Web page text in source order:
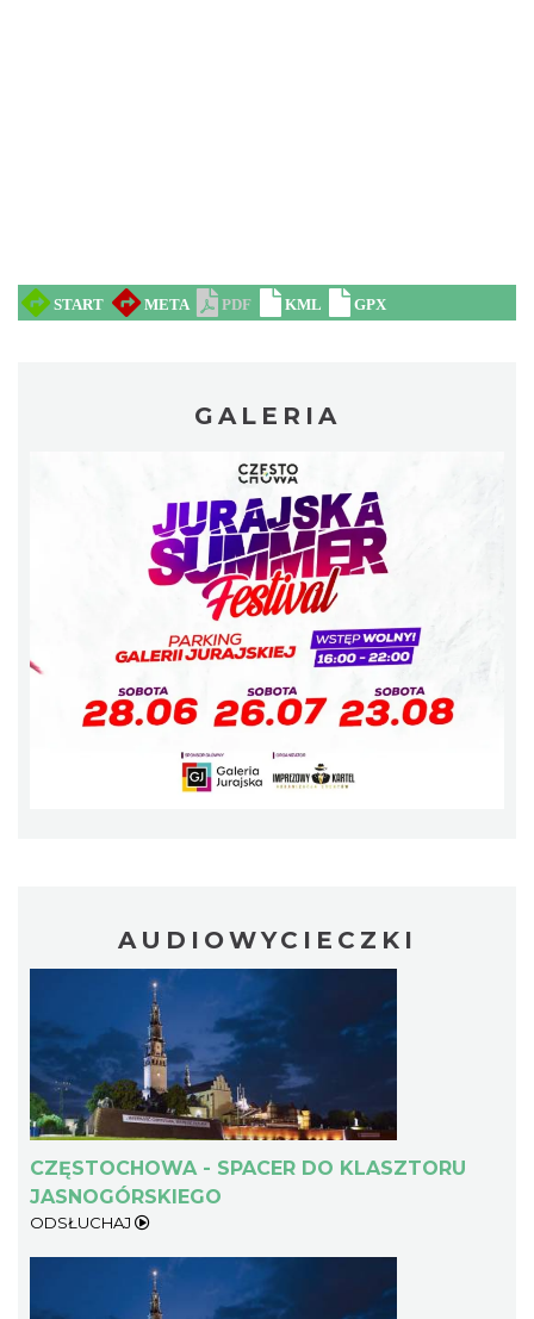
GALERIA
AUDIOWYCIECZKI
CZĘSTOCHOWA - SPACER DO KLASZTORU
JASNOGÓRSKIEGO
ODSŁUCHAJ